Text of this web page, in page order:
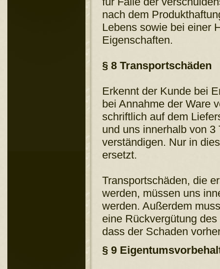
nach dem
Lebens sowie bei einer
Eigenschaften.
§ 8 Transportschäden
Erkennt der Kunde bei
bei Annahme der Ware
schriftlich auf dem
und uns innerhalb von
verständigen. Nur in
ersetzt.
Transportschäden, die
werden, müssen uns
werden. Außerdem
eine Rückvergütung
dass der Schaden
§ 9